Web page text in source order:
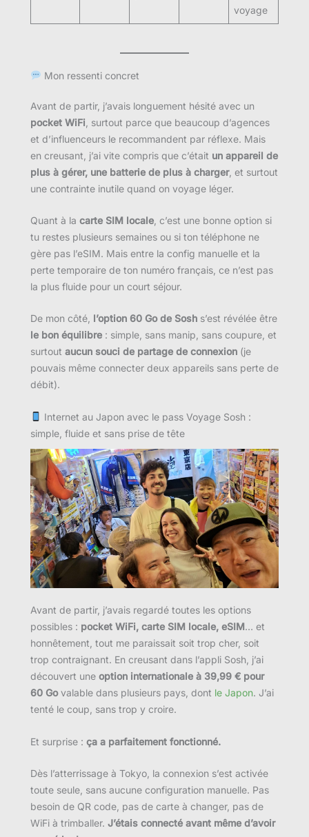
voyage
Mon ressenti concret
Avant de partir, j’avais longuement hésité avec un
pocket WiFi , surtout parce que beaucoup d’agences
et d’influenceurs le recommandent par réflexe. Mais
en creusant, j’ai vite compris que c’était un appareil de
plus à gérer, une batterie de plus à charger, et surtout
une contrainte inutile quand on voyage léger.
Quant à la carte SIM locale , c’est une bonne option si
tu restes plusieurs semaines ou si ton téléphone ne
gère pas l’eSIM. Mais entre la config manuelle et la
perte temporaire de ton numéro français, ce n’est pas
la plus fluide pour un court séjour.
De mon côté, l’option 60 Go de Sosh s’est révélée être
le bon équilibre : simple, sans manip, sans coupure, et
surtout aucun souci de partage de connexion (je
pouvais même connecter deux appareils sans perte de
débit).
Internet au Japon avec le pass Voyage Sosh :
simple, fluide et sans prise de tête
Avant de partir, j’avais regardé toutes les options
possibles : pocket WiFi, carte SIM locale, eSIM… et
honnêtement, tout me paraissait soit trop cher, soit
trop contraignant. En creusant dans l’appli Sosh, j’ai
découvert une option internationale à 39,99 € pour
60 Govalable dans plusieurs pays, dont le Japon. J’ai
tenté le coup, sans trop y croire.
Et surprise : ça a parfaitement fonctionné.
Dès l’atterrissage à Tokyo, la connexion s’est activée
toute seule, sans aucune configuration manuelle. Pas
besoin de QR code, pas de carte à changer, pas de
WiFi à trimballer. J’étais connecté avant même d’avoir